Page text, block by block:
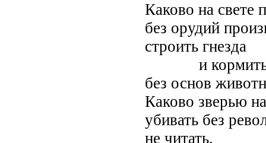
Каково на свете
без орудий
строить гнезда
и
без основ
Каково зверью
убивать без
не читать,